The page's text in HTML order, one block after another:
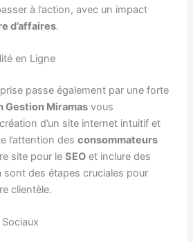
à l’action, avec un impact
d’affaires.
en Ligne
passe également par une forte
Gestion Miramas vous
d’un site internet intuitif et
l’attention desconsommateurs
site pour leSEO et inclure des
sont des étapes cruciales pour
clientèle.